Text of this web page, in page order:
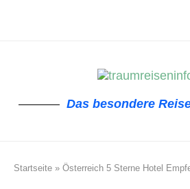
Das besondere
Startseite » Österreich 5 Sterne Hotel